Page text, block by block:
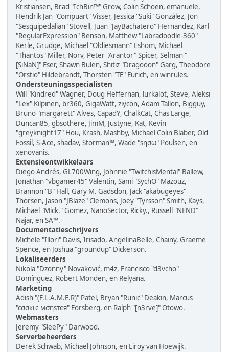
Kristiansen, Brad "IchBin™" Grow, Colin Schoen, emanuele,
Hendrik Jan "Compuart" Visser, Jessica "Suki" González, Jon
"Sesquipedalian" Stovell, Juan "JayBachatero" Hernandez, Karl
"RegularExpression" Benson, Matthew "Labradoodle-360"
Kerle, Grudge, Michael "Oldiesmann" Eshom, Michael
"Thantos" Miller, Norv, Peter "Arantor" Spicer, Selman "
[SiNaN]" Eser, Shawn Bulen, Shitiz "Dragooon" Garg, Theodore
"Orstio" Hildebrandt, Thorsten "TE" Eurich, en winrules.
Ondersteuningsspecialisten
Will "Kindred" Wagner, Doug Heffernan, lurkalot, Steve, Aleksi
"Lex" Kilpinen, br360, GigaWatt, ziycon, Adam Tallon, Bigguy,
Bruno "margarett" Alves, CapadY, ChalkCat, Chas Large,
Duncan85, gbsothere, JimM, Justyne, Kat, Kevin
"greyknight17" Hou, Krash, Mashby, Michael Colin Blaber, Old
Fossil, S-Ace, shadav, Storman™, Wade "sησω" Poulsen, en
xenovanis.
Extensieontwikkelaars
Diego Andrés, GL700Wing, Johnnie "TwitchisMental" Ballew,
Jonathan "vbgamer45" Valentin, Sami "SychO" Mazouz,
Brannon "B" Hall, Gary M. Gadsdon, Jack "akabugeyes"
Thorsen, Jason "JBlaze" Clemons, Joey "Tyrsson" Smith, Kays,
Michael "Mick." Gomez, NanoSector, Ricky., Russell "NEND"
Najar, en SA™.
Documentatieschrijvers
Michele "Illori" Davis, Irisado, AngelinaBelle, Chainy, Graeme
Spence, en Joshua "groundup" Dickerson.
Lokaliseerders
Nikola "Dzonny" Novaković, m4z, Francisco "d3vcho"
Domínguez, Robert Monden, en Relyana.
Marketing
Adish "(F.L.A.M.E.R)" Patel, Bryan "Runic" Deakin, Marcus
"cσσкιє мσηѕтєя" Forsberg, en Ralph "[n3rve]" Otowo.
Webmasters
Jeremy "SleePy" Darwood.
Serverbeheerders
Derek Schwab, Michael Johnson, en Liroy van Hoewijk.